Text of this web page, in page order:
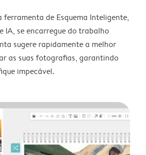
ferramenta de Esquema Inteligente,
IA, se encarregue do trabalho
sugere rapidamente a melhor
as suas fotografias, garantindo
impecável.